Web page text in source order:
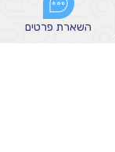
השארת פרטים
הספציפיים של כל
הרכב השונות. מלאי
השארת פרטים